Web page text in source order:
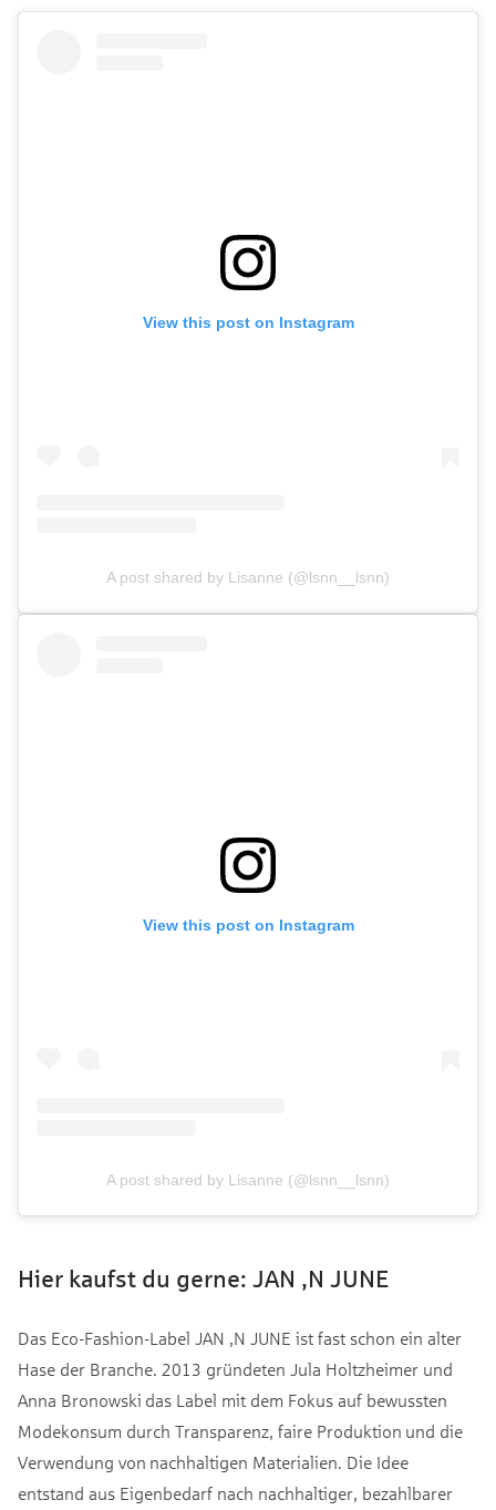
View this post on Instagram
A post shared by Lisanne (@lsnn__lsnn)
View this post on Instagram
A post shared by Lisanne (@lsnn__lsnn)
Hier kaufst du gerne: JAN ‚N JUNE
Das Eco-Fashion-Label JAN ‚N JUNE ist fast schon ein alter
Hase der Branche. 2013 gründeten Jula Holtzheimer und
Anna Bronowski das Label mit dem Fokus auf bewussten
Modekonsum durch Transparenz, faire Produktion und die
Verwendung von nachhaltigen Materialien. Die Idee
entstand aus Eigenbedarf nach nachhaltiger, bezahlbarer